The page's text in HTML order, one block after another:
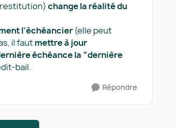
restitution) change la réalité du
l’échéancier (elle peut
il faut mettre à jour
échéance la “dernière
bail.
Répondre